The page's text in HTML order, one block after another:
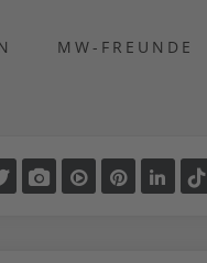
MW-FREUNDE